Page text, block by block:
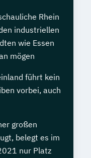
Rhein
industriellen
wie Essen
mögen
führt kein
vorbei, auch
großen
belegt es im
nur Platz